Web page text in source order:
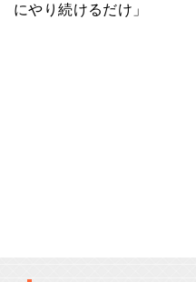
にやり続けるだけ」